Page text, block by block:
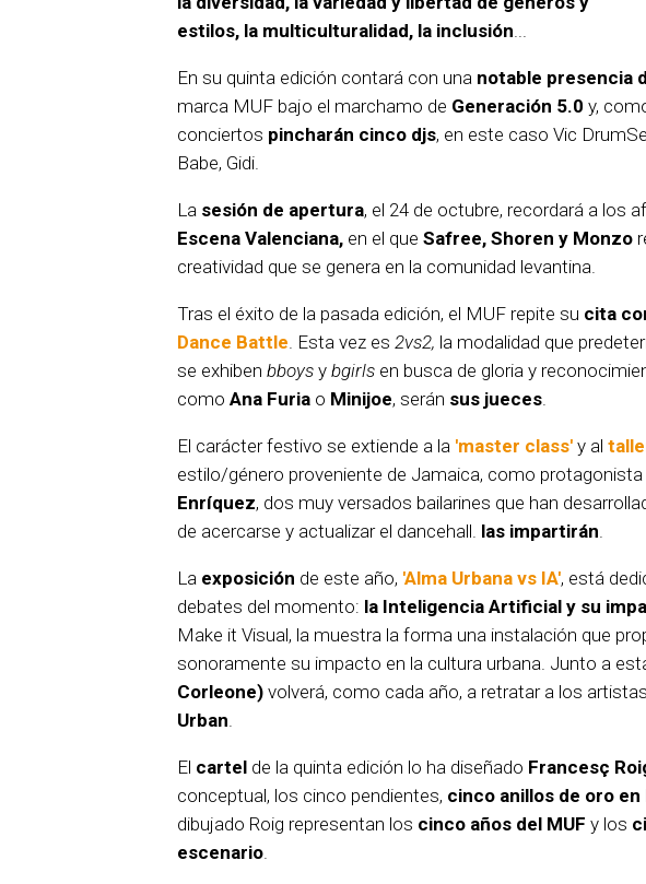
estilos, la multiculturalidad, la inclusión...
En su quinta edición contará con una notable presencia
marca MUF bajo el marchamo de Generación 5.0 y,
conciertos pincharán cinco djs, en este caso Vic
Babe, Gidi.
La sesión de apertura, el 24 de octubre, recordará a los
Escena Valenciana, en el que Safree, Shoren y Monzo
creatividad que se genera en la comunidad levantina.
Tras el éxito de la pasada edición, el MUF repite su cita
Dance Battle. Esta vez es 2vs2, la modalidad que
se exhiben bboys y bgirls en busca de gloria y
como Ana Furia o Minijoe, serán sus jueces.
El carácter festivo se extiende a la 'master class' y al
estilo/género proveniente de Jamaica, como protagonista
Enríquez, dos muy versados bailarines que han
de acercarse y actualizar el dancehall. las impartirán.
La exposición de este año, 'Alma Urbana vs IA', está
debates del momento: la Inteligencia Artificial y su
Make it Visual, la muestra la forma una instalación que
sonoramente su impacto en la cultura urbana. Junto a
Corleone) volverá, como cada año, a retratar a los
Urban.
El cartel de la quinta edición lo ha diseñado Francesç
conceptual, los cinco pendientes, cinco anillos de oro
dibujado Roig representan los cinco años del MUF y los
escenario.